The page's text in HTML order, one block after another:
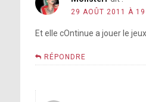
29 AOÛT 2011 À
Et elle cOntinue a jouer le
RÉPONDRE